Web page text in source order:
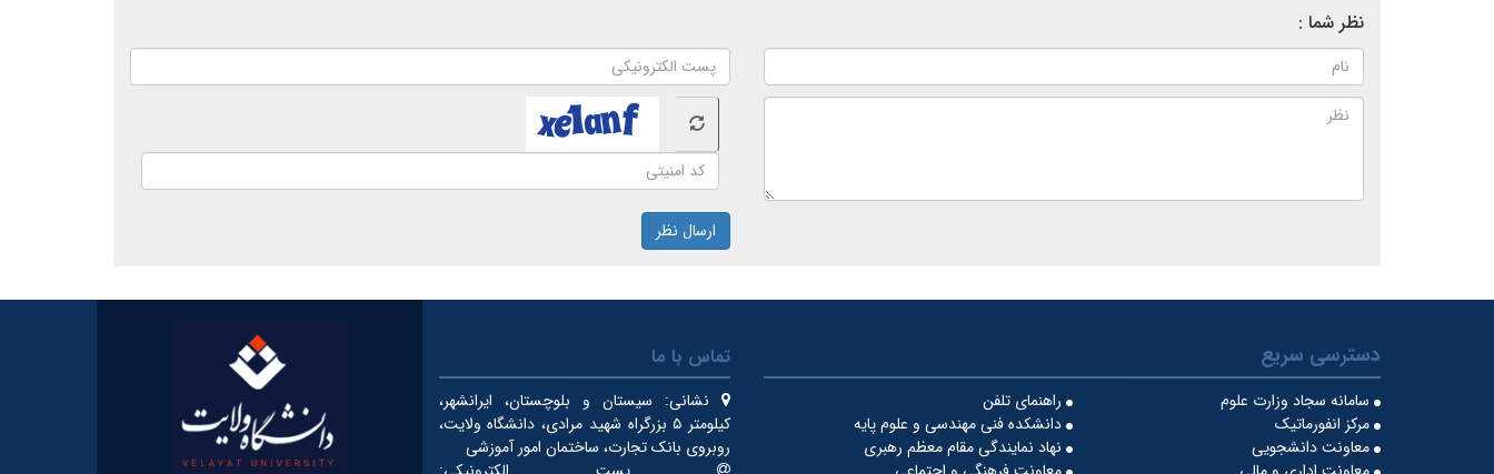
نظر شما :
ارسال نظر
دسترسی سریع
راهنمای تلفن
سامانه سجاد وزارت علوم
دانشکده فنی مهندسی و علوم پایه
مرکز انفورماتیک
نهاد نمایندگی مقام معظم رهبری
معاونت دانشجویی
تماس با ما
نشانی: سیستان و بلوچستان، ایرانشهر،
کیلومتر ۵ بزرگراه شهید مرادی، دانشگاه ولایت،
روبروی بانک تجارت، ساختمان امور آموزشی